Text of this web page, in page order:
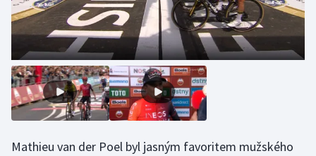
Lyže a snowboard
Moderní pětiboj
Motorsport
Olympijské hry
Parasport
Mathieu van der Poel byl jasným favoritem mužského